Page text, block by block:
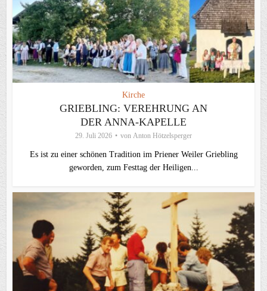
Kirche
GRIEBLING: VEREHRUNG AN
DER ANNA-KAPELLE
29. Juli 2026 von Anton Hötzelsperger
Es ist zu einer schönen Tradition im Priener Weiler Griebling
geworden, zum Festtag der Heiligen...